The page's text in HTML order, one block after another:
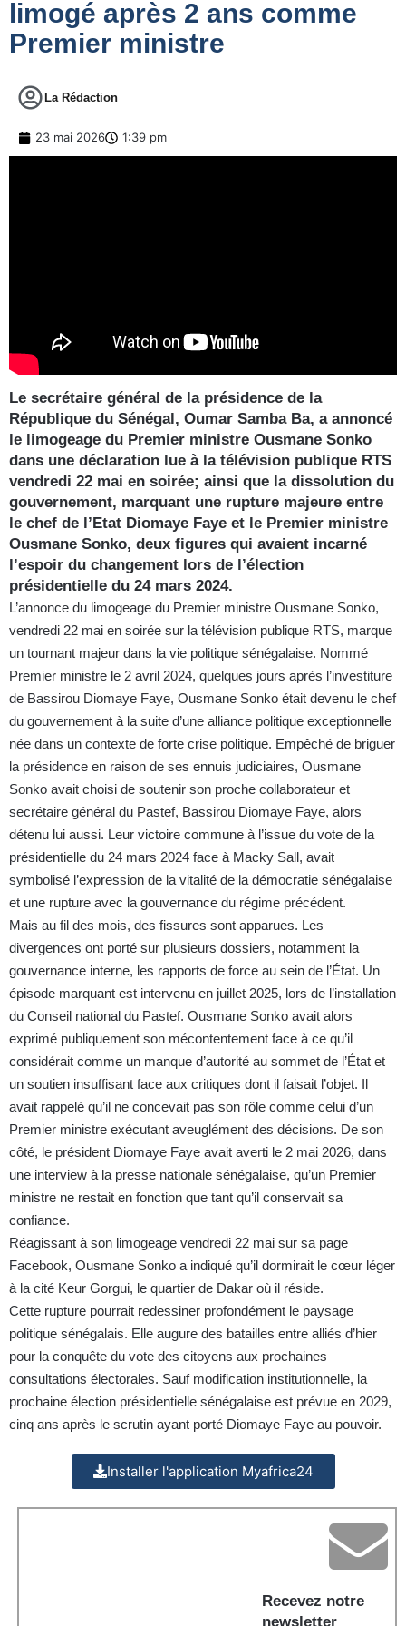
limogé après 2 ans comme
Premier ministre
La Rédaction
23 mai 2026 1:39 pm
Le secrétaire général de la présidence de la
République du Sénégal, Oumar Samba Ba, a annoncé
le limogeage du Premier ministre Ousmane Sonko
dans une déclaration lue à la télévision publique RTS
vendredi 22 mai en soirée; ainsi que la dissolution du
gouvernement, marquant une rupture majeure entre
le chef de l’Etat Diomaye Faye et le Premier ministre
Ousmane Sonko, deux figures qui avaient incarné
l’espoir du changement lors de l’élection
présidentielle du 24 mars 2024.
L’annonce du limogeage du Premier ministre Ousmane Sonko,
vendredi 22 mai en soirée sur la télévision publique RTS, marque
un tournant majeur dans la vie politique sénégalaise. Nommé
Premier ministre le 2 avril 2024, quelques jours après l’investiture
de Bassirou Diomaye Faye, Ousmane Sonko était devenu le chef
du gouvernement à la suite d’une alliance politique exceptionnelle
née dans un contexte de forte crise politique. Empêché de briguer
la présidence en raison de ses ennuis judiciaires, Ousmane
Sonko avait choisi de soutenir son proche collaborateur et
secrétaire général du Pastef, Bassirou Diomaye Faye, alors
détenu lui aussi. Leur victoire commune à l’issue du vote de la
présidentielle du 24 mars 2024 face à Macky Sall, avait
symbolisé l’expression de la vitalité de la démocratie sénégalaise
et une rupture avec la gouvernance du régime précédent.
Mais au fil des mois, des fissures sont apparues. Les
divergences ont porté sur plusieurs dossiers, notamment la
gouvernance interne, les rapports de force au sein de l’État. Un
épisode marquant est intervenu en juillet 2025, lors de l’installation
du Conseil national du Pastef. Ousmane Sonko avait alors
exprimé publiquement son mécontentement face à ce qu’il
considérait comme un manque d’autorité au sommet de l’État et
un soutien insuffisant face aux critiques dont il faisait l’objet. Il
avait rappelé qu’il ne concevait pas son rôle comme celui d’un
Premier ministre exécutant aveuglément des décisions. De son
côté, le président Diomaye Faye avait averti le 2 mai 2026, dans
une interview à la presse nationale sénégalaise, qu’un Premier
ministre ne restait en fonction que tant qu’il conservait sa
confiance.
Réagissant à son limogeage vendredi 22 mai sur sa page
Facebook, Ousmane Sonko a indiqué qu’il dormirait le cœur léger
à la cité Keur Gorgui, le quartier de Dakar où il réside.
Cette rupture pourrait redessiner profondément le paysage
politique sénégalais. Elle augure des batailles entre alliés d’hier
pour la conquête du vote des citoyens aux prochaines
consultations électorales. Sauf modification institutionnelle, la
prochaine élection présidentielle sénégalaise est prévue en 2029,
cinq ans après le scrutin ayant porté Diomaye Faye au pouvoir.
Installer l'application Myafrica24
Recevez notre
newsletter